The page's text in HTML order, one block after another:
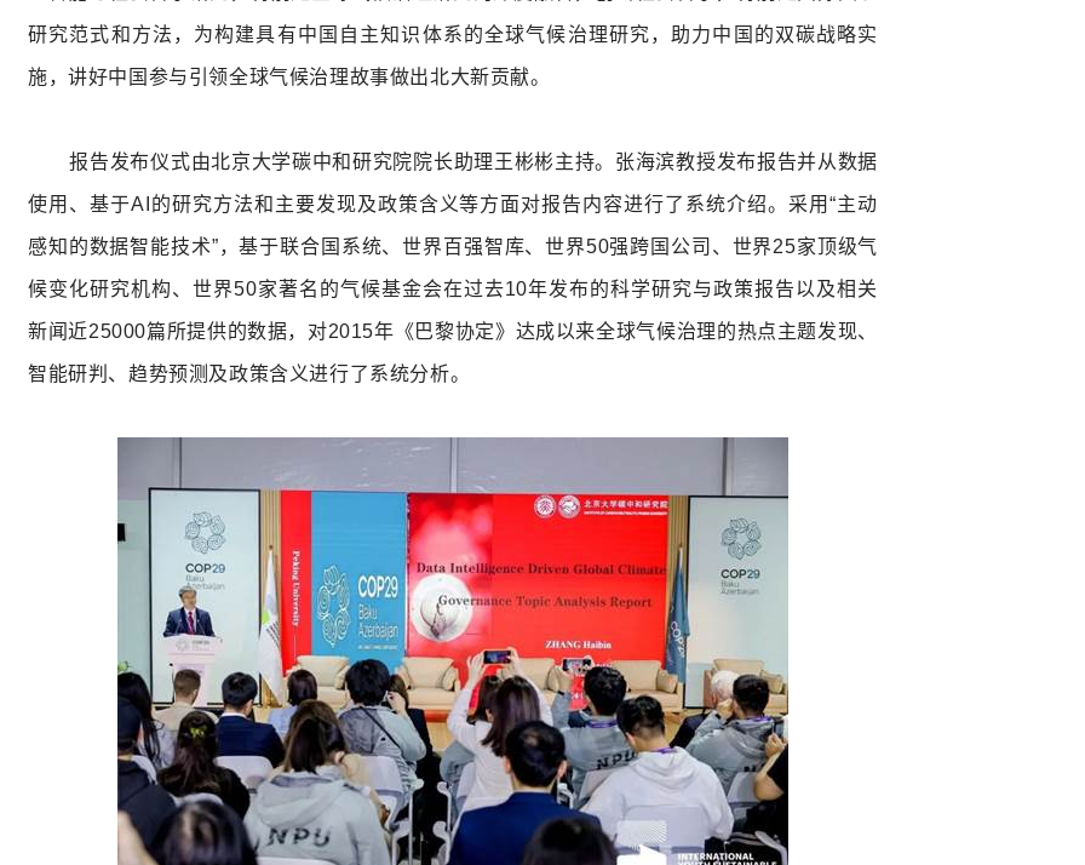
研究范式和方法，为构建具有中国自主知识体系的全球气候治理研究，助力中国的双碳战略实
施，讲好中国参与引领全球气候治理故事做出北大新贡献。
报告发布仪式由北京大学碳中和研究院院长助理王彬彬主持。张海滨教授发布报告并从数据
使用、基于AI 的研究方法和主要发现及政策含义等方面对报告内容进行了系统介绍。采用“主动
感知的数据智能技术”，基于联合国系统、世界百强智库、世界50强跨国公司、世界25家顶级气
候变化研究机构、世界50家著名的气候基金会在过去10年发布的科学研究与政策报告以及相关
新闻近25000篇所提供的数据，对2015年《巴黎协定》达成以来全球气候治理的热点主题发现、
智能研判、趋势预测及政策含义进行了系统分析。